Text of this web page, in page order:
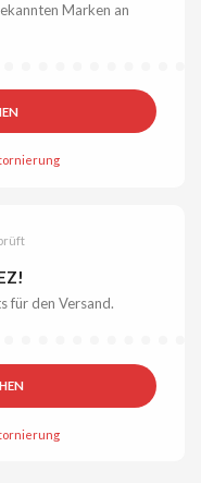
Marken an
für den Versand.